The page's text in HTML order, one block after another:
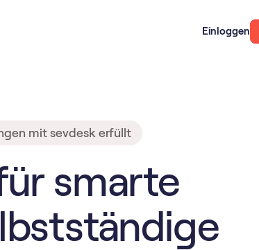
Einloggen
mit sevdesk erfüllt
smarte